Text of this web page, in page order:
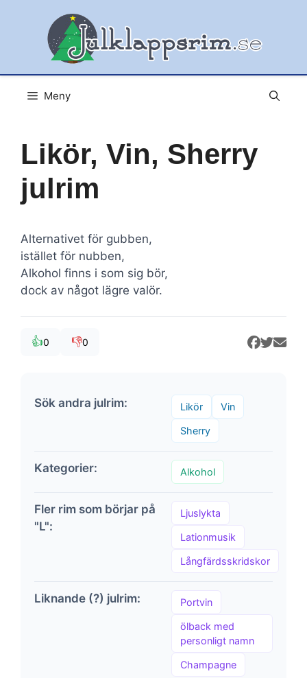
Meny
Likör, Vin, Sherry
julrim
Alternativet för gubben,
istället för nubben,
Alkohol finns i som sig bör,
dock av något lägre valör.
👍0 👎0
Sök andra julrim: Likör Vin
Sherry
Kategorier: Alkohol
Fler rim som börjar på
"L":
Ljuslykta
Lationmusik
Långfärdsskridskor
Liknande (?) julrim: Portvin
ölback med
personligt namn
Champagne